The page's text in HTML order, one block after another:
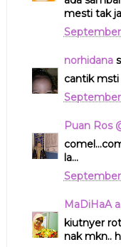
mesti tak
September
norhidana
cantik msti
September
Puan Ros
la...
September
MaDiHaA
kiutnyer
nak mkn..